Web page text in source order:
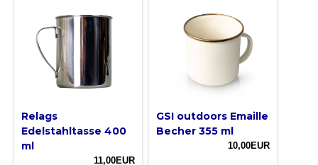
Relags
Edelstahltasse 400
ml
11,00EUR
GSI outdoors Emaille
Becher 355 ml
10,00EUR